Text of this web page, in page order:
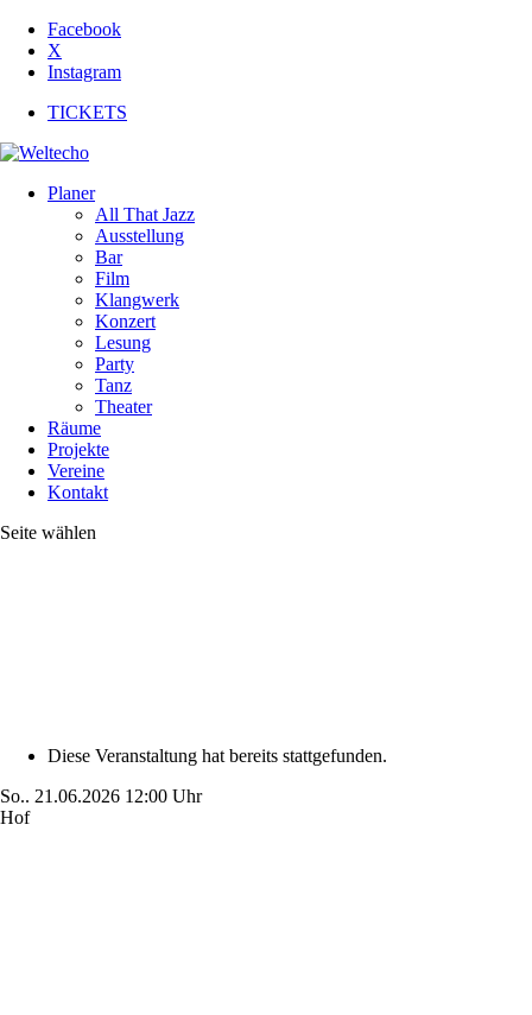
Facebook
X
Instagram
TICKETS
Planer
All That Jazz
Ausstellung
Bar
Film
Klangwerk
Konzert
Lesung
Party
Tanz
Theater
Räume
Projekte
Vereine
Kontakt
Seite wählen
Diese Veranstaltung hat bereits stattgefunden.
So.. 21.06.2026 12:00 Uhr
Hof